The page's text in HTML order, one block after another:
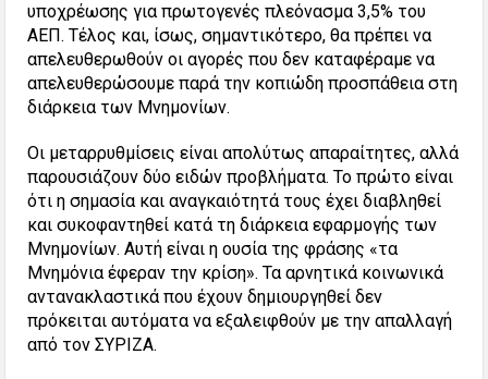
υποχρέωσης για πρωτογενές πλεόνασμα 3,5% του
ΑΕΠ. Τέλος και, ίσως, σημαντικότερο, θα πρέπει να
απελευθερωθούν οι αγορές που δεν καταφέραμε να
απελευθερώσουμε παρά την κοπιώδη προσπάθεια στη
διάρκεια των Μνημονίων.
Οι μεταρρυθμίσεις είναι απολύτως απαραίτητες, αλλά
παρουσιάζουν δύο ειδών προβλήματα. Το πρώτο είναι
ότι η σημασία και αναγκαιότητά τους έχει διαβληθεί
και συκοφαντηθεί κατά τη διάρκεια εφαρμογής των
Μνημονίων. Αυτή είναι η ουσία της φράσης «τα
Μνημόνια έφεραν την κρίση». Τα αρνητικά κοινωνικά
αντανακλαστικά που έχουν δημιουργηθεί δεν
πρόκειται αυτόματα να εξαλειφθούν με την απαλλαγή
από τον ΣΥΡΙΖΑ.